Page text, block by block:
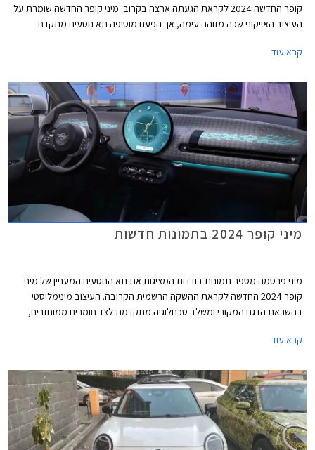
קופר החדשה 2024 לקראת הגעתה ארצה בקרוב. מיני קופר החדשה שומרת על
העיצוב האייקוני שכה מזוהה עימה, אך הפעם מוסיפה תא נוסעים מתקדם
חשמל ובנזין בשתי רמות אבזור לבחירה.
קרא עוד
מיני קופר 2024 בתמונות חדשות
מיני פרסמה מספר תמונות בודדות המציגות את תא הנוסעים המעניין של מיני
קופר 2024 החדשה לקראת ההשקה הרשמית הקרובה. העיצוב מינימליסטי
בהשראת הדגם המקורי ומשלב טכנולוגיה מתקדמת לצד חומרים ממוחזרים,
קונספטואלי.
קרא עוד